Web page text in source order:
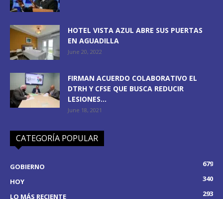
HOTEL VISTA AZUL ABRE SUS PUERTAS
EN AGUADILLA
June 20, 2022
FIRMAN ACUERDO COLABORATIVO EL
DTRH Y CFSE QUE BUSCA REDUCIR
LESIONES...
June 18, 2021
CATEGORÍA POPULAR
GOBIERNO
679
HOY
340
LO MÁS RECIENTE
293